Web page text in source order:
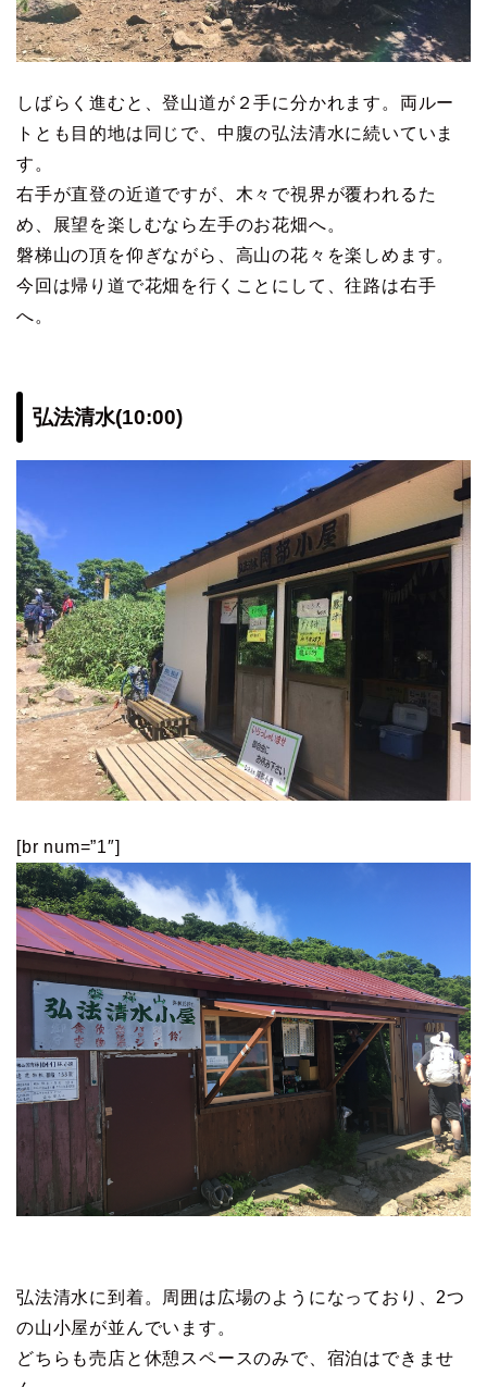
しばらく進むと、登山道が２手に分かれます。両ルー
トとも目的地は同じで、中腹の弘法清水に続いていま
す。
右手が直登の近道ですが、木々で視界が覆われるた
め、展望を楽しむなら左手のお花畑へ。
磐梯山の頂を仰ぎながら、高山の花々を楽しめます。
今回は帰り道で花畑を行くことにして、往路は右手
へ。
弘法清水(10:00)
[br num=”1″]
弘法清水に到着。周囲は広場のようになっており、2つ
の山小屋が並んでいます。
どちらも売店と休憩スペースのみで、宿泊はできませ